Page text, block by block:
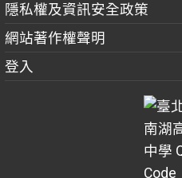
隱私權及資訊安全政策
網站著作權聲明
登入